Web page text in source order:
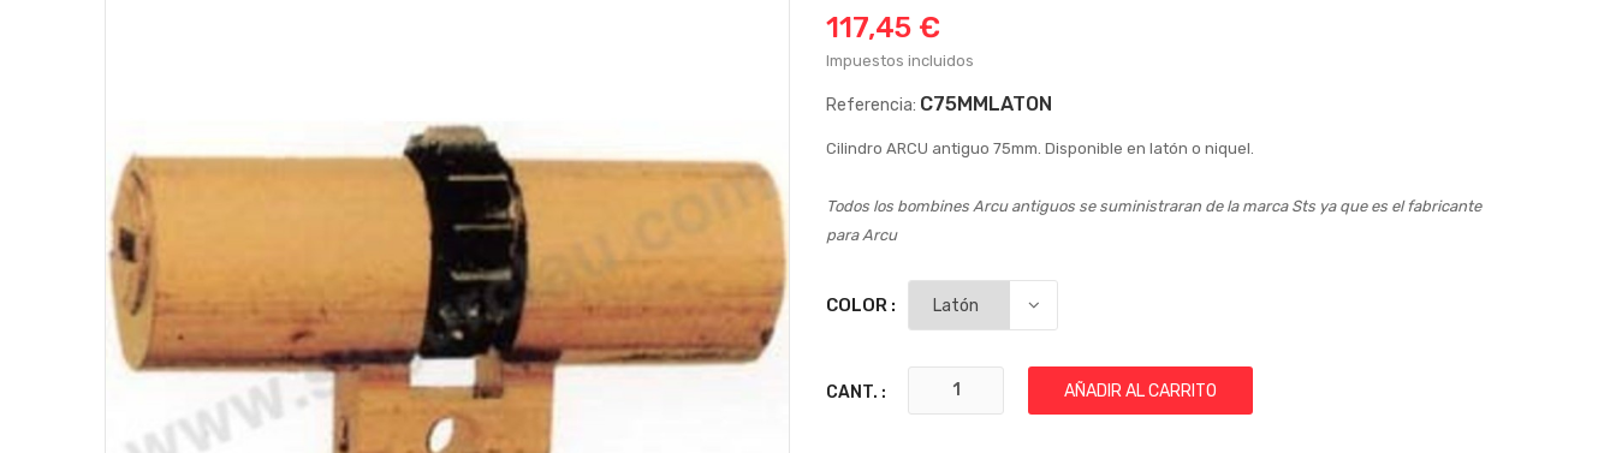
117,45 €
Impuestos incluidos
Referencia: C75MMLATON
Cilindro ARCU antiguo 75mm. Disponible en latón o niquel.
Todos los bombines Arcu antiguos se suministraran de la marca Sts ya que es el fabricante
para Arcu
COLOR :
CANT. : AÑADIR AL CARRITO